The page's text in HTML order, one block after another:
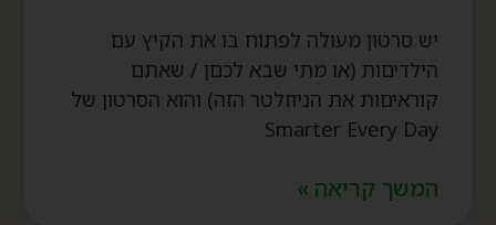
יש סרטון מעולה לפתוח בו את הקיץ עם
הילדיםות (או מתי שבא לכםן / שאתם
קוראיםות את הניוזלטר הזה) והוא הסרטון של
Smarter Every Day
המשך קריאה »